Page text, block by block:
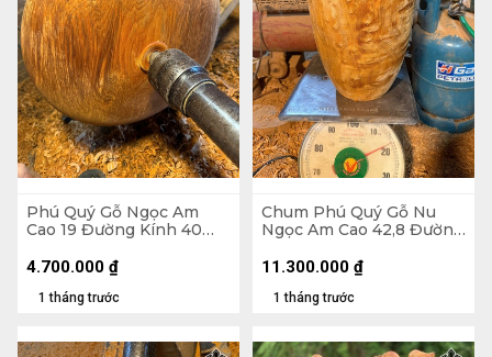
Phú Quý Gỗ Ngọc Am
Cao 19 Đường Kính 40
1 tháng trước
4.700.000 ₫
Chum Phú Quý Gỗ Nu
Ngọc Am Cao 42,8 Đường
1 tháng trước
11.300.000 ₫